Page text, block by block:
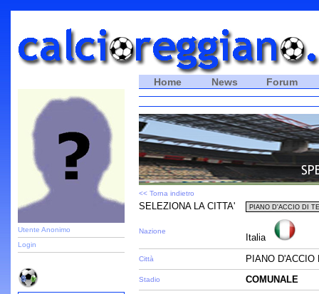
Utente Anonimo
Login
Home News Forum
<< Torna indietro
SELEZIONA LA CITTA'
Nazione
Italia
Città PIANO
Stadio COMUNALE